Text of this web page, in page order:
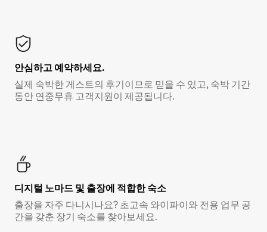
안심하고 예약하세요.
실제 숙박한 게스트의 후기이므로 믿을 수 있고, 숙박 기간
동안 연중무휴 고객지원이 제공됩니다.
디지털 노마드 및 출장에 적합한 숙소
출장을 자주 다니시나요? 초고속 와이파이와 전용 업무 공
간을 갖춘 장기 숙소를 찾아보세요.